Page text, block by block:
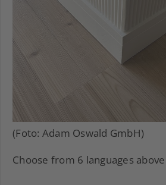
(Foto: Adam Oswald GmbH)
Choose from 6 languages above